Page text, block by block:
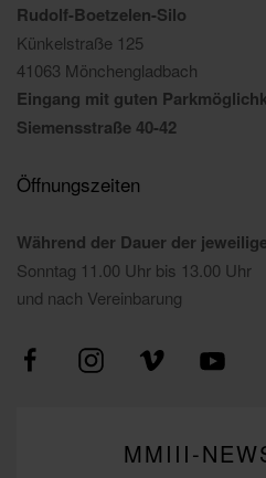
Rudolf-Boetzelen-Silo
Künkelstraße 125
41063 Mönchengladbach
Eingang mit guten
Siemensstraße 40-42
Öffnungszeiten
Während der Dauer der
Sonntag 11.00 Uhr bis 13.00 Uhr
und nach Vereinbarung
MMIII-